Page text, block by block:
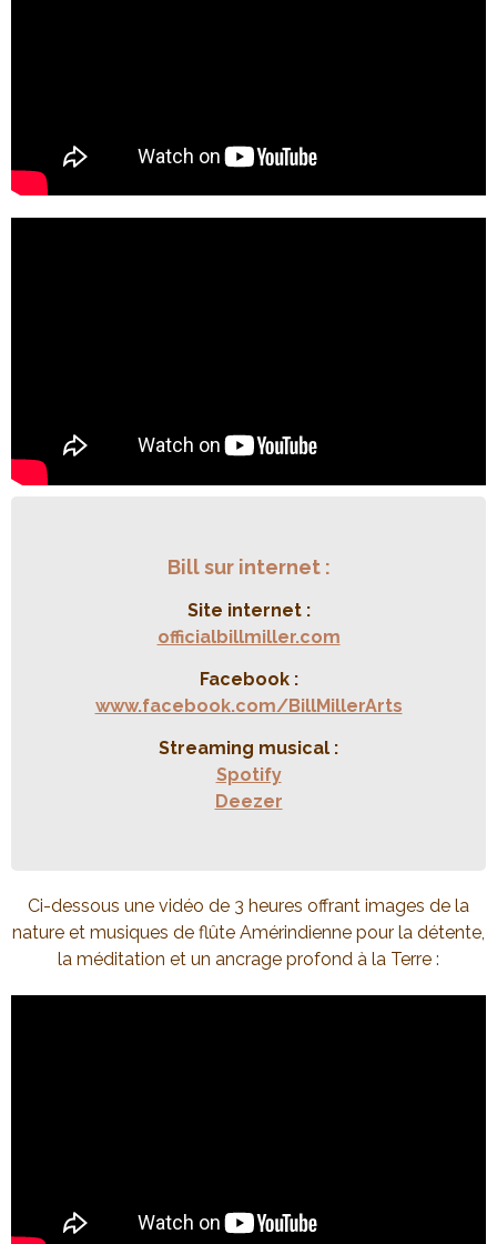
Bill sur internet :
Site internet :
officialbillmiller.com
Facebook :
www.facebook.com/BillMillerArts
Streaming musical :
Spotify
Deezer
Ci-dessous une vidéo de 3 heures offrant images de la
nature et musiques de flûte Amérindienne pour la détente,
la méditation et un ancrage profond à la Terre :